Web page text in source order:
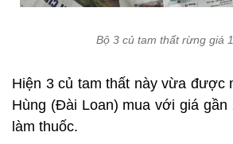
Bộ 3 củ tam thất rừng giá
Hiện 3 củ tam thất này vừa được
Hùng (Đài Loan) mua với giá gần
làm thuốc.